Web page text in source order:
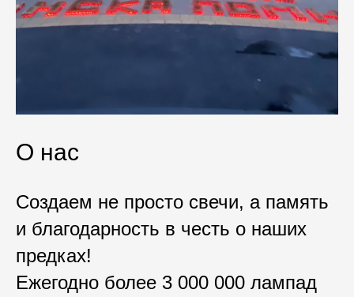
О нас
Создаем не просто свечи, а память
и благодарность в честь о наших
предках!
Ежегодно более 3 000 000 лампад